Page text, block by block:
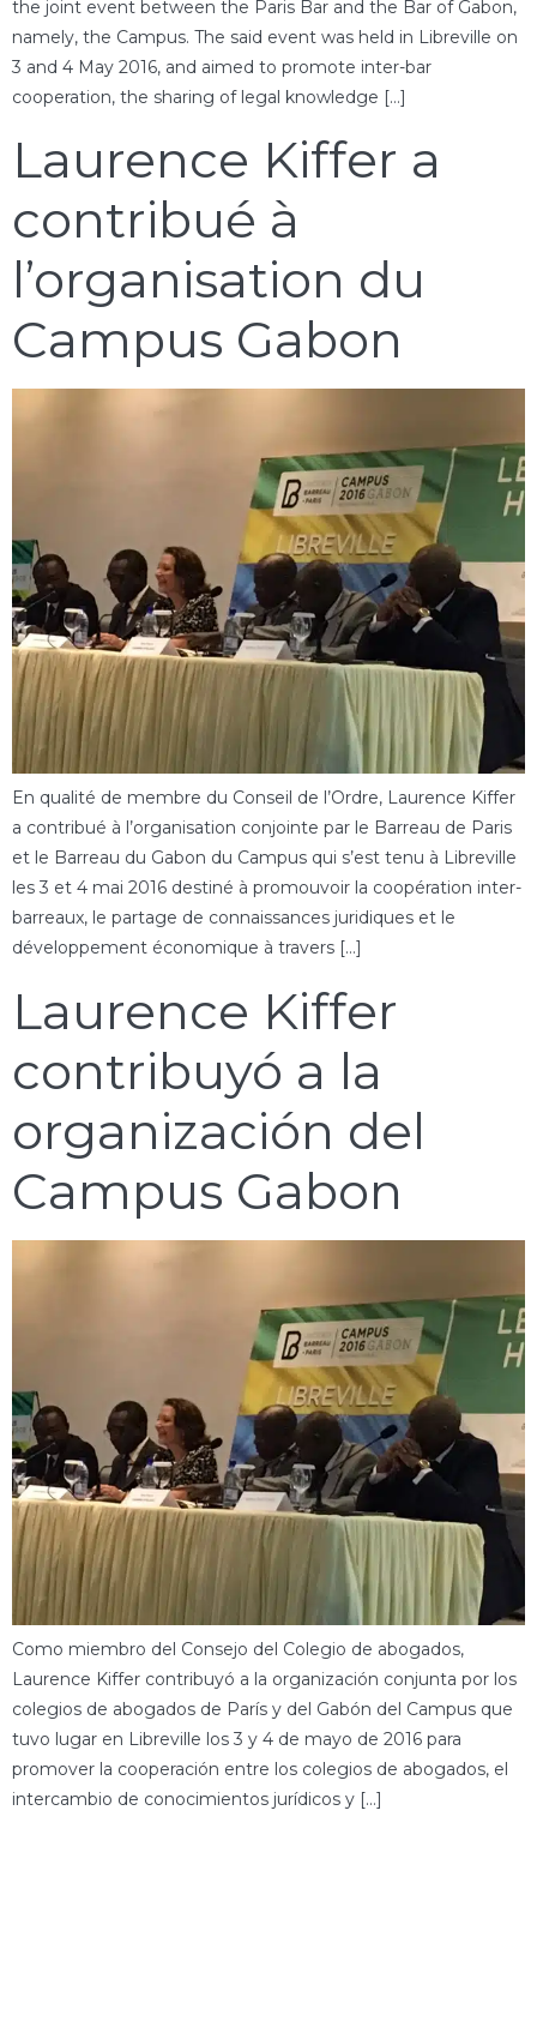
the joint event between the Paris Bar and the Bar of Gabon,
namely, the Campus. The said event was held in Libreville on
3 and 4 May 2016, and aimed to promote inter-bar
cooperation, the sharing of legal knowledge […]
Laurence Kiffer a
contribué à
l’organisation du
Campus Gabon
En qualité de membre du Conseil de l’Ordre, Laurence Kiffer
a contribué à l’organisation conjointe par le Barreau de Paris
et le Barreau du Gabon du Campus qui s’est tenu à Libreville
les 3 et 4 mai 2016 destiné à promouvoir la coopération inter-
barreaux, le partage de connaissances juridiques et le
développement économique à travers […]
Laurence Kiffer
contribuyó a la
organización del
Campus Gabon
Como miembro del Consejo del Colegio de abogados,
Laurence Kiffer contribuyó a la organización conjunta por los
colegios de abogados de París y del Gabón del Campus que
tuvo lugar en Libreville los 3 y 4 de mayo de 2016 para
promover la cooperación entre los colegios de abogados, el
intercambio de conocimientos jurídicos y […]